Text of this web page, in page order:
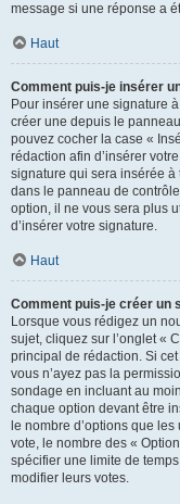
message si une réponse a
Haut
Comment puis-je insérer
Pour insérer une signature
créer une depuis le
pouvez cocher la case «
rédaction afin d’insérer
signature qui sera insérée
dans le panneau de
option, il ne vous sera plus
d’insérer votre signature.
Haut
Comment puis-je créer un
Lorsque vous rédigez un
sujet, cliquez sur l’onglet «
principal de rédaction. Si
vous n’ayez pas la
sondage en incluant au
chaque option devant être
le nombre d’options que
vote, le nombre des «
spécifier une limite de
modifier leurs votes.